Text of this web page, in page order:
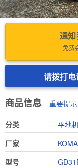
通
免费
请拨打
商品信息 重要提示
分类
平地
厂家
型号